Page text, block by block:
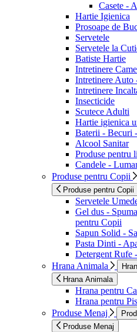
Casete -
Hartie Igienica
Prosoape de
Servetele
Servetele la
Batiste Hartie
Intretinere
Intretinere Auto
Intretinere
Insecticide
Scutece Adulti
Hartie igienica
Baterii - Becuri
Alcool Sanitar
Produse pentru
Candele -
Produse pentru Copii
Produse pentru Copii
Servetele
Gel dus -
pentru Copii
Sapun Solid -
Pasta Dinti -
Detergent Rufe
Hrana Animala
Hrana Animala
Hrana pentru
Hrana pentru
Produse Menaj
Produse Menaj